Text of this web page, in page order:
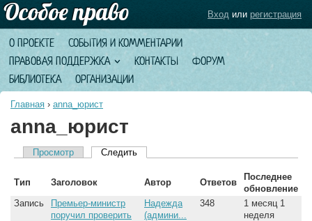
О ПРОЕКТЕ
СОБЫТИЯ И КОММЕНТАРИИ
ПРАВОВАЯ ПОДДЕРЖКА
КОНТАКТЫ
ФОРУМ
БИБЛИОТЕКА
ОРГАНИЗАЦИИ
Вход или регистрация
Главная › anna_юрист
anna_юрист
Главные вкладки
Просмотр Следить(активная вкладка)
Тип Заголовок Автор Ответов
Последнее
обновление
Запись
Премьер-министр
поручил проверить
Надежда
(админи...
348
1 месяц 1
неделя